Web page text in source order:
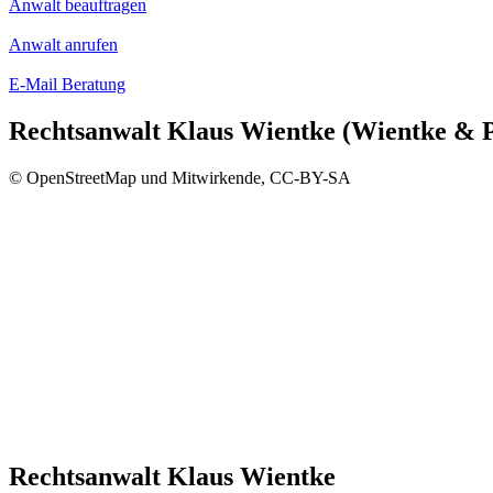
Anwalt beauftragen
Anwalt anrufen
E-Mail Beratung
Rechtsanwalt Klaus Wientke (Wientke &
© OpenStreetMap und Mitwirkende, CC-BY-SA
Rechtsanwalt Klaus Wientke